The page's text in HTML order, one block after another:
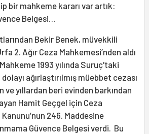
bir mahkeme kararı var artık:
Belgesi…
Bekir Benek, müvekkili
2. Ağır Ceza Mahkemesi’nden aldı
1993 yılında Suruç'taki
ağırlaştırılmış müebbet cezası
ve yıllardan beri evinden barkından
Hamit Geçgel için Ceza
246. Maddesine
Güvence Belgesi verdi. Bu